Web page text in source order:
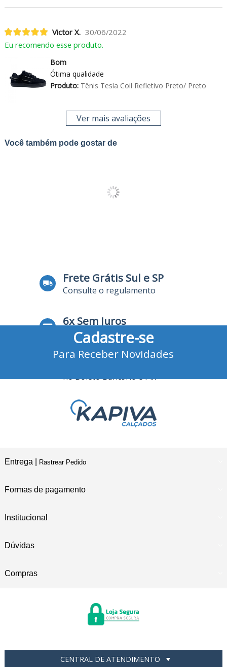
Victor X. 30/06/2022
Eu recomendo esse produto.
Bom
Ótima qualidade
Produto:Tênis Tesla Coil Refletivo Preto/ Preto
Ver mais avaliações
Você também pode gostar de
Frete Grátis Sul e SP
Consulte o regulamento
6x Sem Juros
no Cartão de Crédito
no Boleto Bancário e Pix
Cadastre-se
Para Receber Novidades
Entrega | Rastrear Pedido
Formas de pagamento
Institucional
Dúvidas
Compras
CENTRAL DE ATENDIMENTO